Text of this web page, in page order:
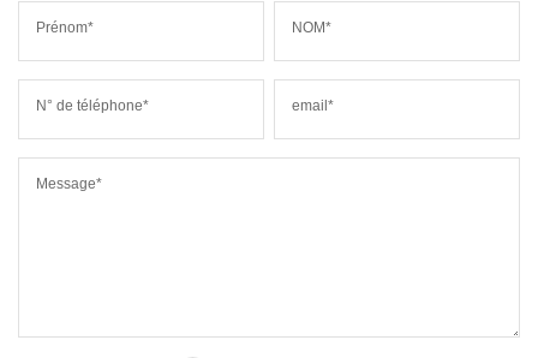
Prénom* NOM*
N° de téléphone* email*
Message*